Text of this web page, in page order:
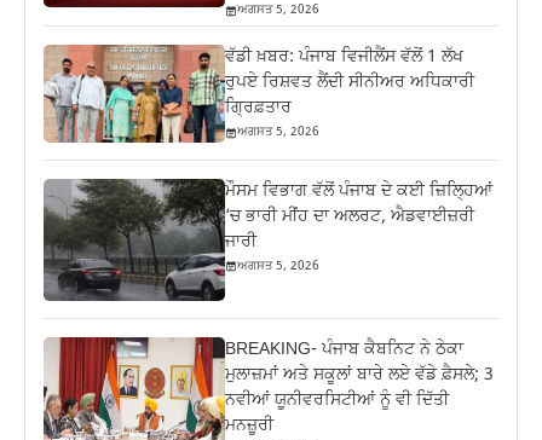
ਅਗਸਤ 5, 2026
ਵੱਡੀ ਖ਼ਬਰ: ਪੰਜਾਬ ਵਿਜੀਲੈਂਸ ਵੱਲੋਂ 1 ਲੱਖ
ਰੁਪਏ ਰਿਸ਼ਵਤ ਲੈਂਦੀ ਸੀਨੀਅਰ ਅਧਿਕਾਰੀ
ਗ੍ਰਿਫ਼ਤਾਰ
ਅਗਸਤ 5, 2026
ਮੌਸਮ ਵਿਭਾਗ ਵੱਲੋਂ ਪੰਜਾਬ ਦੇ ਕਈ ਜ਼‍ਿਲ੍ਹਿਆਂ
‘ਚ ਭਾਰੀ ਮੀਂਹ ਦਾ ਅਲਰਟ, ਐਡਵਾਈਜ਼ਰੀ
ਜਾਰੀ
ਅਗਸਤ 5, 2026
BREAKING- ਪੰਜਾਬ ਕੈਬਨਿਟ ਨੇ ਠੇਕਾ
ਮੁਲਾਜ਼ਮਾਂ ਅਤੇ ਸਕੂਲਾਂ ਬਾਰੇ ਲਏ ਵੱਡੇ ਫ਼ੈਸਲੇ; 3
ਨਵੀਆਂ ਯੂਨੀਵਰਸਿਟੀਆਂ ਨੂੰ ਵੀ ਦਿੱਤੀ
ਮਨਜ਼ੂਰੀ